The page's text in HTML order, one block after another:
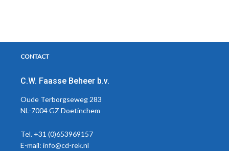
CONTACT
C.W. Faasse Beheer b.v.
Oude Terborgseweg 283
NL-7004 GZ Doetinchem
Tel. +31 (0)653969157
E-mail: info@cd-rek.nl